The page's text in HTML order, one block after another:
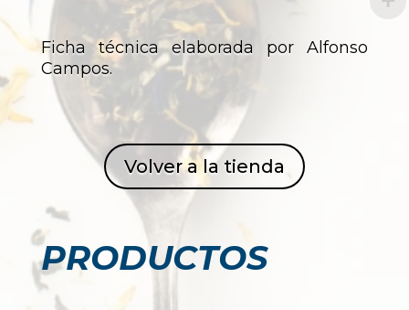
Ficha técnica elaborada por Alfonso
Campos.
Volver a la tienda
PRODUCTOS